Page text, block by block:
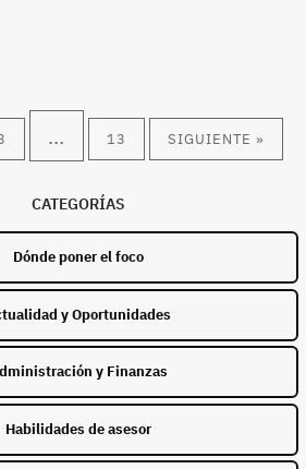
… 13 SIGUIENTE »
CATEGORÍAS
Dónde poner el foco
y Oportunidades
y Finanzas
Habilidades de asesor